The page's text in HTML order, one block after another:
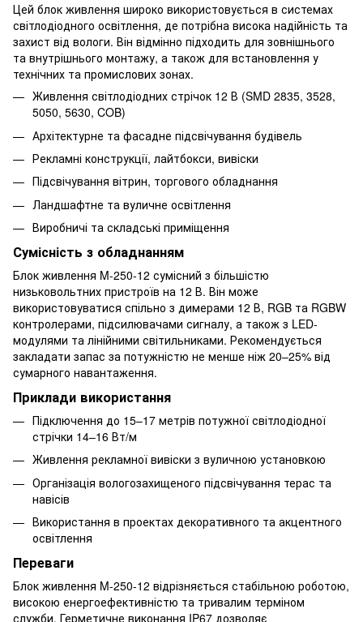
Цей блок живлення широко використовується в системах
світлодіодного освітлення, де потрібна висока надійність та
захист від вологи. Він відмінно підходить для зовнішнього
та внутрішнього монтажу, а також для встановлення у
технічних та промислових зонах.
Живлення світлодіодних стрічок 12 В (SMD 2835, 3528,
5050, 5630, COB)
Архітектурне та фасадне підсвічування будівель
Рекламні конструкції, лайтбокси, вивіски
Підсвічування вітрин, торгового обладнання
Ландшафтне та вуличне освітлення
Виробничі та складські приміщення
Сумісність з обладнанням
Блок живлення M-250-12 сумісний з більшістю
низьковольтних пристроїв на 12 В. Він може
використовуватися спільно з димерами 12 В, RGB та RGBW
контролерами, підсилювачами сигналу, а також з LED-
модулями та лінійними світильниками. Рекомендується
закладати запас за потужністю не менше ніж 20–25% від
сумарного навантаження.
Приклади використання
Підключення до 15–17 метрів потужної світлодіодної
стрічки 14–16 Вт/м
Живлення рекламної вивіски з вуличною установкою
Організація вологозахищеного підсвічування терас та
навісів
Використання в проектах декоративного та акцентного
освітлення
Переваги
Блок живлення M-250-12 відрізняється стабільною роботою,
високою енергоефективністю та тривалим терміном
служби. Герметичне виконання IP67 дозволяє